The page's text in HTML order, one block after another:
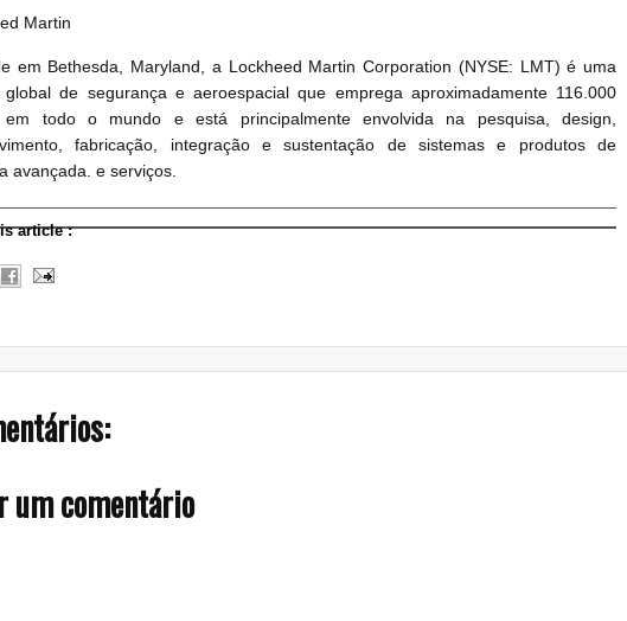
Martin
em Bethesda, Maryland, a Lockheed Martin Corporation (NYSE: LMT) é uma
global de segurança e aeroespacial que emprega aproximadamente 116.000
em todo o mundo e está principalmente envolvida na pesquisa, design,
fabricação, integração e sustentação de sistemas e produtos de
avançada. e serviços.
article:
um comentário